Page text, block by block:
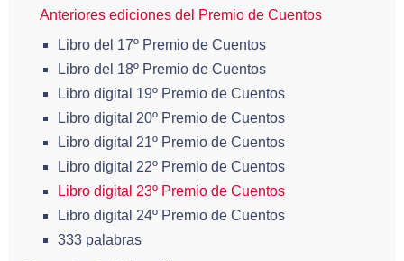
Anteriores ediciones del Premio de Cuentos
Libro del 17º Premio de Cuentos
Libro del 18º Premio de Cuentos
Libro digital 19º Premio de Cuentos
Libro digital 20º Premio de Cuentos
Libro digital 21º Premio de Cuentos
Libro digital 22º Premio de Cuentos
Libro digital 23º Premio de Cuentos
Libro digital 24º Premio de Cuentos
333 palabras